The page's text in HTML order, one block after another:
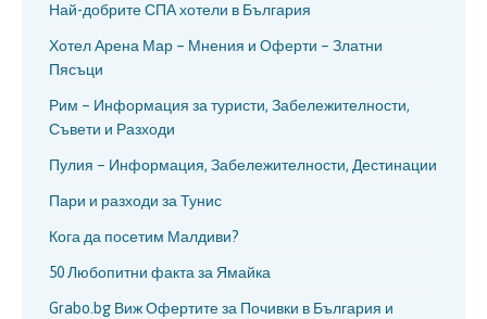
Най-добрите СПА хотели в България
Хотел Арена Мар – Мнения и Оферти – Златни
Пясъци
Рим – Информация за туристи, Забележителности,
Съвети и Разходи
Пулия – Информация, Забележителности, Дестинации
Пари и разходи за Тунис
Кога да посетим Малдиви?
50 Любопитни факта за Ямайка
Grabo.bg Виж Офертите за Почивки в България и